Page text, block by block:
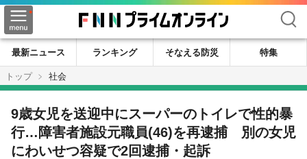
検索
最新ニュース ランキング そなえる防災
特集
トップ
社会
9歳女児を送迎中にスーパーのトイレで性的暴
行…障害者施設元職員(46)を再逮捕 別の女児
にわいせつ容疑で2回逮捕・起訴